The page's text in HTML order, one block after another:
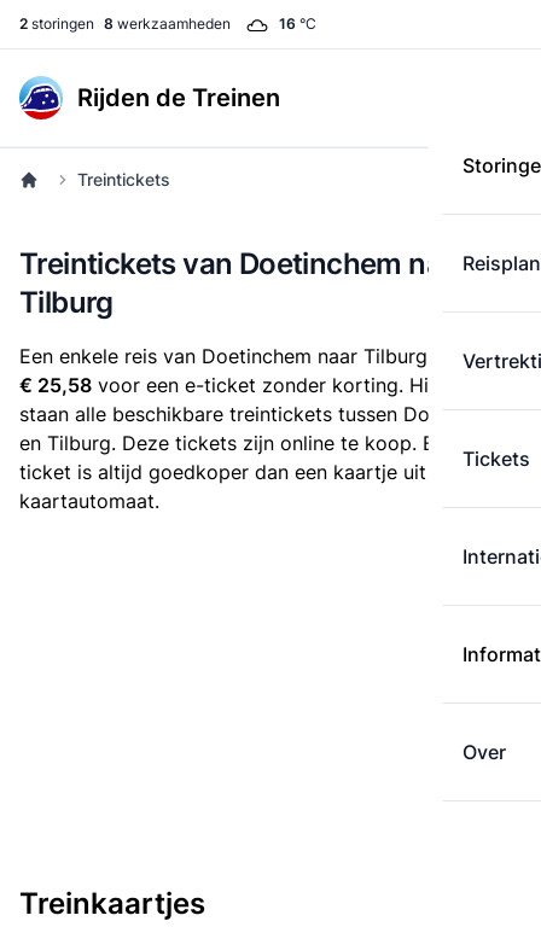
2 storingen 8 werkzaamheden 16 °C
Rijden de Treinen
Tickets
Over
Treintickets
Treintickets van Doetinchem naar
Tilburg
Een enkele reis van Doetinchem naar Tilburg kost
€ 25,58 voor een e-ticket zonder korting. Hieronder
staan alle beschikbare treintickets tussen Doetinchem
en Tilburg. Deze tickets zijn online te koop. Een e-
ticket is altijd goedkoper dan een kaartje uit de
kaartautomaat.
Treinkaartjes